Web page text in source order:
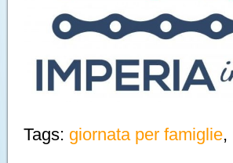
Tags: giornata per famiglie,